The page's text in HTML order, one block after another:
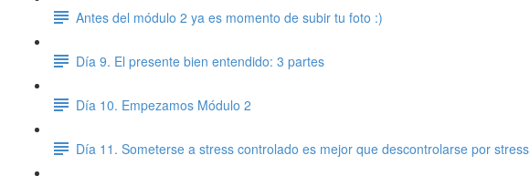
Antes del módulo 2 ya es momento de subir tu foto :)
Día 9. El presente bien entendido: 3 partes
Día 10. Empezamos Módulo 2
Día 11. Someterse a stress controlado es mejor que descontrolarse por stress